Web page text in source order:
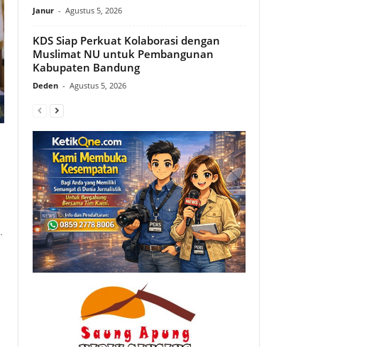
Janur - Agustus 5, 2026
KDS Siap Perkuat Kolaborasi dengan
Muslimat NU untuk Pembangunan
Kabupaten Bandung
Deden - Agustus 5, 2026